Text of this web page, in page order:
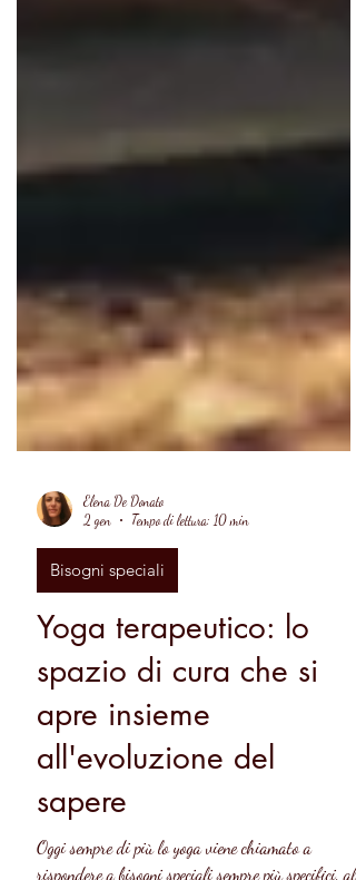
Elena De Donato
2 gen
Tempo di lettura: 10 min
Bisogni speciali
Yoga terapeutico: lo
spazio di cura che si
apre insieme
all'evoluzione del
sapere